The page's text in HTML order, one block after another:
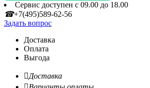
Сервис доступен с 09.00 до 18.00
☎+7(495)589-62-56
Задать вопрос
Доставка
Оплата
Выгода
Доставка